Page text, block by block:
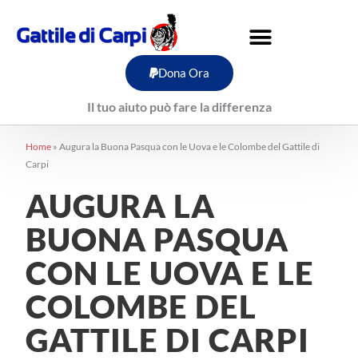
contenuto
Dona Ora
Il tuo aiuto può fare la differenza
Home » Augura la Buona Pasqua con le Uova e le Colombe del Gattile di
Carpi
AUGURA LA
BUONA PASQUA
CON LE UOVA E LE
COLOMBE DEL
GATTILE DI CARPI